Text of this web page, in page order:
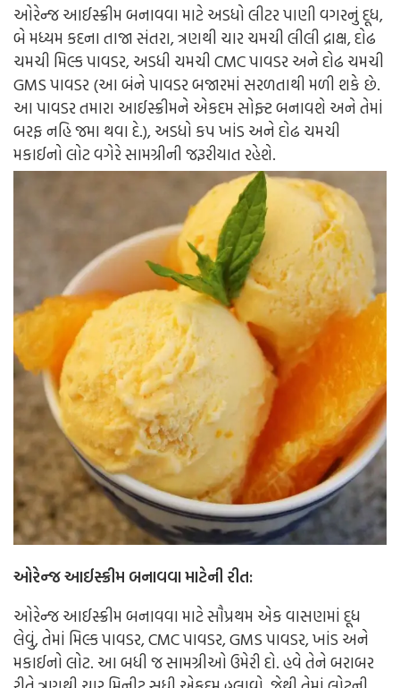
ઓરેન્જ આઈસ્ક્રીમ બનાવવા માટે અડધો લીટર પાણી વગરનું દૂધ,
બે મધ્યમ કદના તાજા સંતરા, ત્રણથી ચાર ચમચી લીલી દ્રાક્ષ, દોઢ
ચમચી મિલ્ક પાવડર, અડધી ચમચી CMC પાવડર અને દોઢ ચમચી
GMS પાવડર (આ બંને પાવડર બજારમાં સરળતાથી મળી શકે છે.
આ પાવડર તમારા આઈસ્ક્રીમને એકદમ સોફ્ટ બનાવશે અને તેમાં
બરફ નહિ જમા થવા દે.), અડધો કપ ખાંડ અને દોઢ ચમચી
મકાઈનો લોટ વગેરે સામગ્રીની જરૂરીયાત રહેશે.
ઓરેન્જ આઈસ્ક્રીમ બનાવવા માટેની રીત:
ઓરેન્જ આઈસ્ક્રીમ બનાવવા માટે સૌપ્રથમ એક વાસણમાં દૂધ
લેવું, તેમાં મિલ્ક પાવડર, CMC પાવડર, GMS પાવડર, ખાંડ અને
મકાઈનો લોટ. આ બધી જ સામગ્રીઓ ઉમેરી દો.હવે તેને બરાબર